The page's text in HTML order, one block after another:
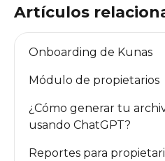
Artículos
Onboarding de Kunas
Módulo de propietarios
¿Cómo generar tu
usando ChatGPT?
Reportes para